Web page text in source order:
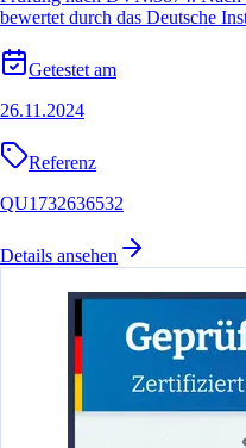
bewertet durch das Deutsche
Getestet am
26.11.2024
Referenz
QU1732636532
Details ansehen